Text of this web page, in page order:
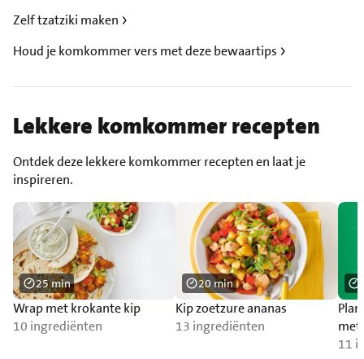
Zelf tzatziki maken
Houd je komkommer vers met deze bewaartips
Lekkere komkommer recepten
Ontdek deze lekkere komkommer recepten en laat je
inspireren.
Wrap met krokante kip
10 ingrediënten
25 min
Kip zoetzure ananas
13 ingrediënten
20 min
met
11